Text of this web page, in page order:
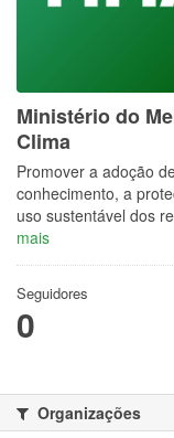
Ministério do
Clima
Promover a adoção
conhecimento, a
uso sustentável dos
mais
Seguidores
0
Organizações